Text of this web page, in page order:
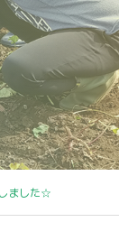
ました☆